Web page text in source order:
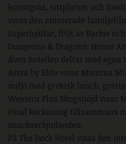
konstgräs, sittplatser och
visas den animerade
Superhjältar, följt av Barbie
Dungeons & Dragons: Honor
Även hotellen deltar med egna
Astra by Elite visas Mamma
miljö med grekisk lunch, gratis
Western Plus Skogshöjd visar
Final Reckoning tillsammans
snackserbjudanden.
På The Dock Hotel visas den